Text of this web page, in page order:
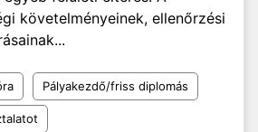
követelményeinek, ellenőrzési
Pályakezdő/friss diplomás